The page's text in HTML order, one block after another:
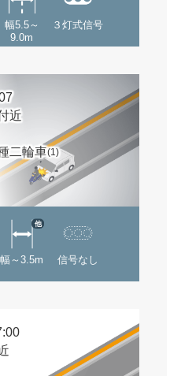
幅5.5～
9.0m
３灯式信号
近
二輪車(1)
幅～3.5m
他
信号なし